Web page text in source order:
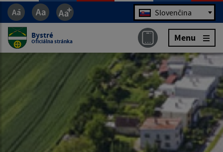
Jazyk Slovenčina
Bystré
Oficiálna stránka Menu